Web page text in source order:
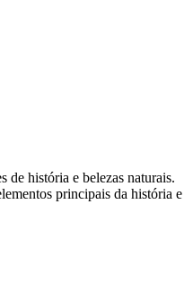
de história e belezas naturais.
principais da história e